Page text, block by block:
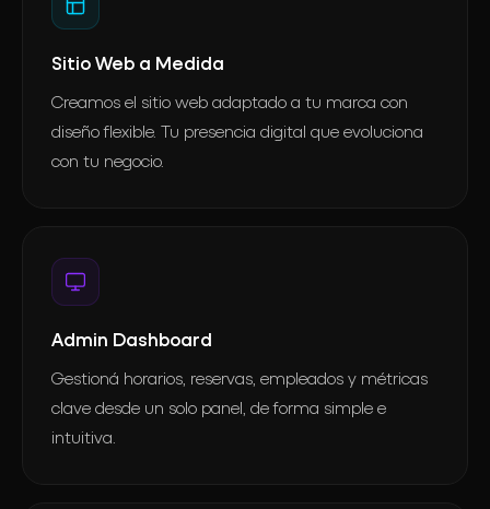
Sitio Web a Medida
Creamos el sitio web adaptado a tu marca con
diseño flexible. Tu presencia digital que evoluciona
con tu negocio.
Admin Dashboard
Gestioná horarios, reservas, empleados y métricas
clave desde un solo panel, de forma simple e
intuitiva.